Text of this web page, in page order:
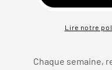
Lire notre
Chaque semaine,